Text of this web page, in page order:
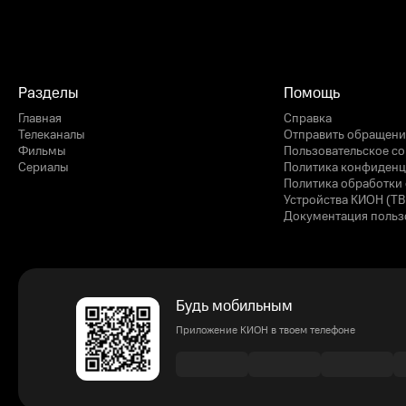
Разделы
Главная
Телеканалы
Фильмы
Сериалы
Помощь
Справка
Отправить
Пользовательское
Политика
Политика
Устройства КИОН
Документация
Будь мобильным
Приложение КИОН в твоем телефоне